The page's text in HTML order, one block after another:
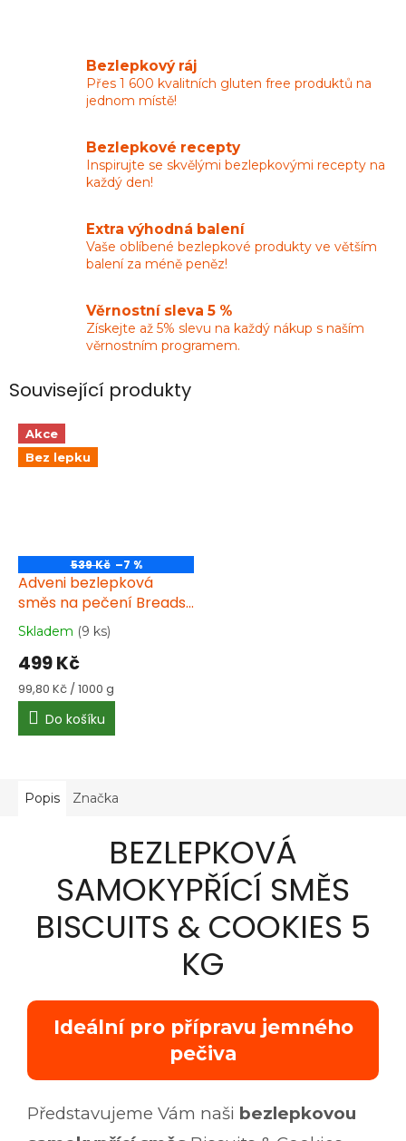
Bezlepkový ráj
Přes 1 600 kvalitních gluten free produktů na
jednom místě!
Bezlepkové recepty
Inspirujte se skvělými bezlepkovými recepty na
každý den!
Extra výhodná balení
Vaše oblíbené bezlepkové produkty ve větším
balení za méně peněz!
Věrnostní sleva 5 %
Získejte až 5% slevu na každý nákup s naším
věrnostním programem.
Související produkty
Akce
Bez lepku
539 Kč –7 %
Adveni bezlepková
směs na pečení Breads
& baguettes 5 kg
Průměrné
hodnocení
produktu
je
3,1
5
Skladem (9 ks)
499 Kč
Měrná
cena:
99,80 Kč / 1000 g
Do košíku
Popis Značka
BEZLEPKOVÁ
SAMOKYPŘÍCÍ SMĚS
BISCUITS & COOKIES 5
KG
Ideální pro přípravu jemného
pečiva
Představujeme Vám naši bezlepkovou